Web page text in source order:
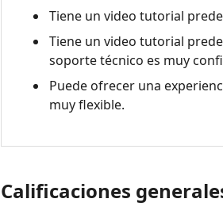
de
pantalla
iSpring
Preguntas
mejor
Tiene un video tutorial
Tiene un video tutorial
soporte técnico es muy
Puede ofrecer una
muy flexible.
Calificaciones